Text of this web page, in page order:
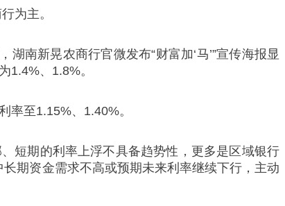
为主。
南新晃农商行官微发布“财富加‘马’”宣传海报显
1.4%、1.8%。
率至1.15%、1.40%。
短期的利率上浮不具备趋势性，更多是区域银行
期资金需求不高或预期未来利率继续下行，主动